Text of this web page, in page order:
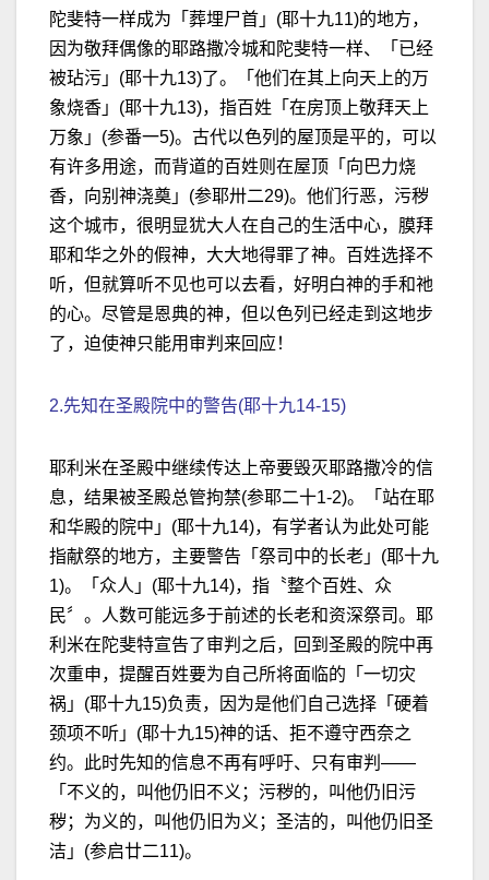
陀斐特一样成为「葬埋尸首」(耶十九11)的地方，
因为敬拜偶像的耶路撒冷城和陀斐特一样、「已经
被玷污」(耶十九13)了。「他们在其上向天上的万
象烧香」(耶十九13)，指百姓「在房顶上敬拜天上
万象」(参番一5)。古代以色列的屋顶是平的，可以
有许多用途，而背道的百姓则在屋顶「向巴力烧
香，向别神浇奠」(参耶卅二29)。他们行恶，污秽
这个城巿，很明显犹大人在自己的生活中心，膜拜
耶和华之外的假神，大大地得罪了神。百姓选择不
听，但就算听不见也可以去看，好明白神的手和祂
的心。尽管是恩典的神，但以色列已经走到这地步
了，迫使神只能用审判来回应！
2.先知在圣殿院中的警告(耶十九14-15)
耶利米在圣殿中继续传达上帝要毁灭耶路撒冷的信
息，结果被圣殿总管拘禁(参耶二十1-2)。「站在耶
和华殿的院中」(耶十九14)，有学者认为此处可能
指献祭的地方，主要警告「祭司中的长老」(耶十九
1)。「众人」(耶十九14)，指〝整个百姓、众
民〞。人数可能远多于前述的长老和资深祭司。耶
利米在陀斐特宣告了审判之后，回到圣殿的院中再
次重申，提醒百姓要为自己所将面临的「一切灾
祸」(耶十九15)负责，因为是他们自己选择「硬着
颈项不听」(耶十九15)神的话、拒不遵守西奈之
约。此时先知的信息不再有呼吁、只有审判——
「不义的，叫他仍旧不义；污秽的，叫他仍旧污
秽；为义的，叫他仍旧为义；圣洁的，叫他仍旧圣
洁」(参启廿二11)。